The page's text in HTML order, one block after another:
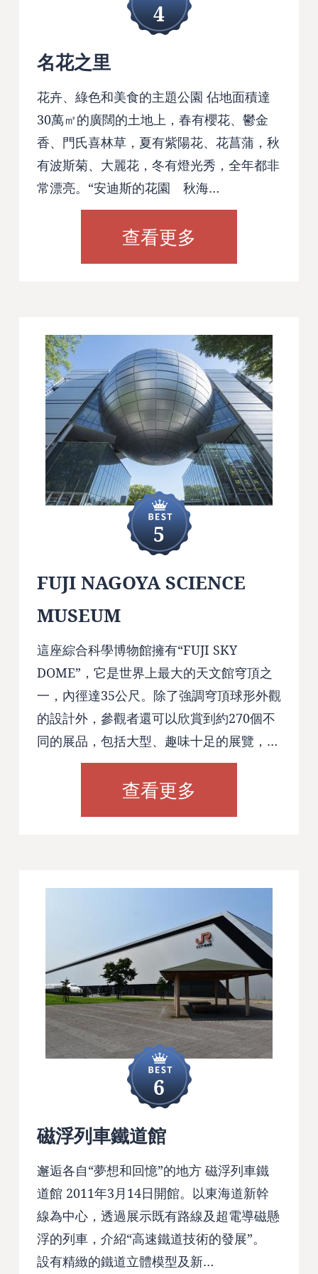
4
名花之里
花卉、綠色和美食的主題公園 佔地面積達
30萬㎡的廣闊的土地上，春有櫻花、鬱金
香、門氏喜林草，夏有紫陽花、花菖蒲，秋
有波斯菊、大麗花，冬有燈光秀，全年都非
常漂亮。“安迪斯的花園 秋海…
查看更多
5
FUJI NAGOYA SCIENCE
MUSEUM
這座綜合科學博物館擁有“FUJI SKY
DOME”，它是世界上最大的天文館穹頂之
一，內徑達35公尺。除了強調穹頂球形外觀
的設計外，參觀者還可以欣賞到約270個不
同的展品，包括大型、趣味十足的展覽，…
查看更多
6
磁浮列車鐵道館
邂逅各自“夢想和回憶”的地方 磁浮列車鐵
道館 2011年3月14日開館。以東海道新幹
線為中心，透過展示既有路線及超電導磁懸
浮的列車，介紹“高速鐵道技術的發展”。
設有精緻的鐵道立體模型及新…